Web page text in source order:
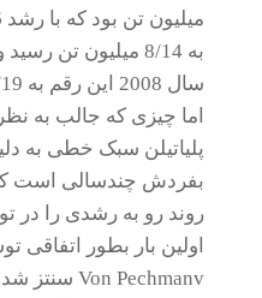
به 8/14 میلیون تن
اما چیزی که جالب به
پلیاتیلن سبک خطی به
بفردش چندسالی است
روند رو به رشدی را در